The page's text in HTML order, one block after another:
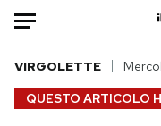
HOME
QUESTO ARTICOLO
VIRGOLETTE